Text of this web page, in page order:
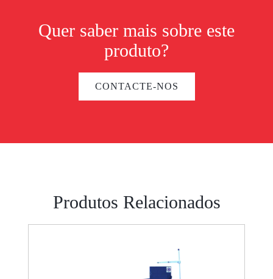
Quer saber mais sobre este
produto?
CONTACTE-NOS
Produtos Relacionados